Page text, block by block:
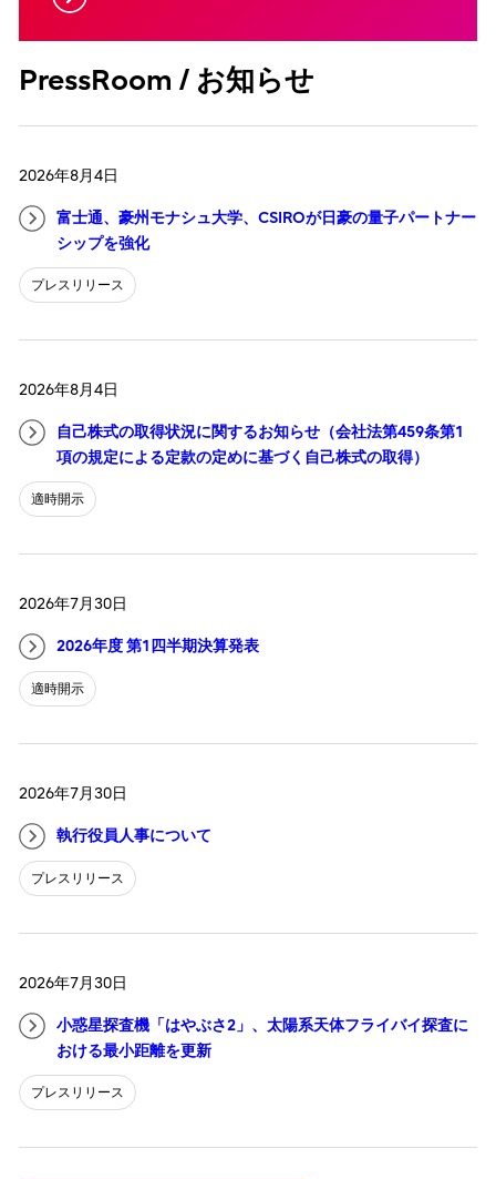
PressRoom / お知らせ
2026年8月4日
富士通、豪州モナシュ大学、CSIROが日豪の量子パートナー
シップを強化
プレスリリース
2026年8月4日
自己株式の取得状況に関するお知らせ（会社法第459条第1
項の規定による定款の定めに基づく自己株式の取得）
適時開示
2026年7月30日
2026年度 第1四半期決算発表
適時開示
2026年7月30日
執行役員人事について
プレスリリース
2026年7月30日
小惑星探査機「はやぶさ2」、太陽系天体フライバイ探査に
おける最小距離を更新
プレスリリース